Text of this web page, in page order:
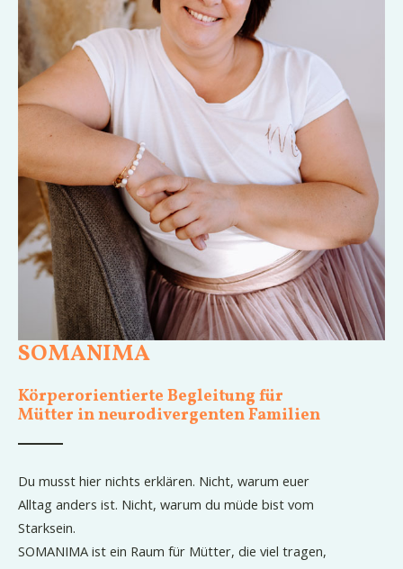
SOMANIMA
Körperorientierte Begleitung für
Mütter in neurodivergenten Familien
Du musst hier nichts erklären. Nicht, warum euer
Alltag anders ist. Nicht, warum du müde bist vom
Starksein.
SOMANIMA ist ein Raum für Mütter, die viel tragen,